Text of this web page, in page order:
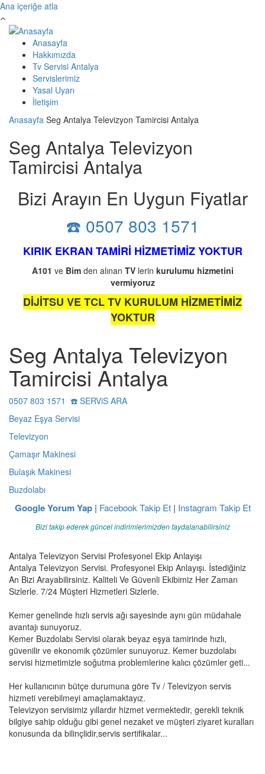
Ana içeriğe atla
Anasayfa
Hakkımızda
Tv Servisi Antalya
Servislerimiz
Yasal Uyarı
İletişim
Anasayfa Seg Antalya Televizyon Tamircisi Antalya
Seg Antalya Televizyon
Tamircisi Antalya
Bizi Arayın En Uygun Fiyatlar
☎️ 0507 803 1571
KIRIK EKRAN TAMİRİ HİZMETİMİZ YOKTUR
A101 ve Bimden alınan TVlerin kurulumu hizmetini
vermiyoruz
DİJİTSU VE TCL TV KURULUM HİZMETİMİZ
YOKTUR
Seg Antalya Televizyon
Tamircisi Antalya
0507 803 1571 ☎️ SERViS ARA
Beyaz Eşya Servisi
Televizyon
Çamaşır Makinesi
Bulaşık Makinesi
Buzdolabı
Google Yorum Yap| Facebook Takip Et| Instagram Takip Et
Bizi takip ederek güncel indirimlerimizden faydalanabilirsiniz
Antalya Televizyon Servisi Profesyonel Ekip Anlayışı
Antalya Televizyon Servisi. Profesyonel Ekip Anlayışı. İstediğiniz
An Bizi Arayabilirsiniz. Kaliteli Ve Güvenli Ekibimiz Her Zaman
Sizlerle. 7/24 Müşteri Hizmetleri Sizlerle.
Kemer genelinde hızlı servis ağı sayesinde aynı gün müdahale
avantajı sunuyoruz.
Kemer Buzdolabı Servisi olarak beyaz eşya tamirinde hızlı,
güvenilir ve ekonomik çözümler sunuyoruz. Kemer buzdolabı
servisi hizmetimizle soğutma problemlerine kalıcı çözümler geti...
Her kullanıcının bütçe durumuna göre Tv / Televizyon servis
hizmeti verebilmeyi amaçlamaktayız.
Televizyon servisimiz yıllardır hizmet vermektedir, gerekli teknik
bilgiye sahip olduğu gibi genel nezaket ve müşteri ziyaret kuralları
konusunda da bilinçlidir,servis sertifikalar...